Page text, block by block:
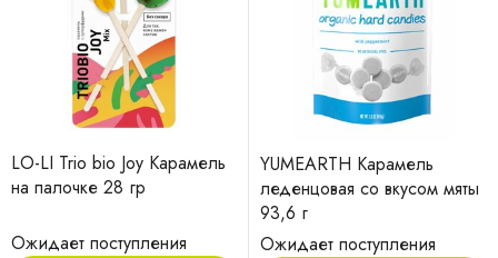
LO-LI Trio bio Joy Карамель
на палочке 28 гр
Ожидает поступления
YUMEARTH Карамель
леденцовая со вкусом мяты
93,6 г
Ожидает поступления